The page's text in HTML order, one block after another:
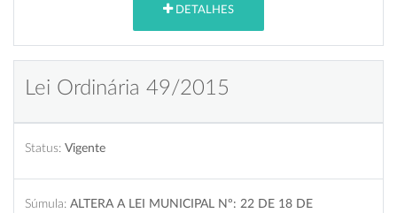
DETALHES
Lei Ordinária 49/2015
Status: Vigente
Súmula: ALTERA A LEI MUNICIPAL Nº: 22 DE 18 DE